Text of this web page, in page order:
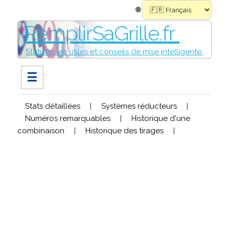
🌐
RemplirSaGrille.fr
Statistiques utiles et conseils de mise intelligente.
☰
Stats détaillées | Systèmes réducteurs
|
Numéros remarquables
|
Historique d'une
combinaison
| Historique des tirages |